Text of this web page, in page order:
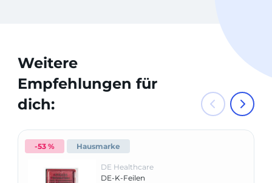
Weitere
Empfehlungen für
dich:
-53 % Hausmarke
DE Healthcare
DE-K-Feilen